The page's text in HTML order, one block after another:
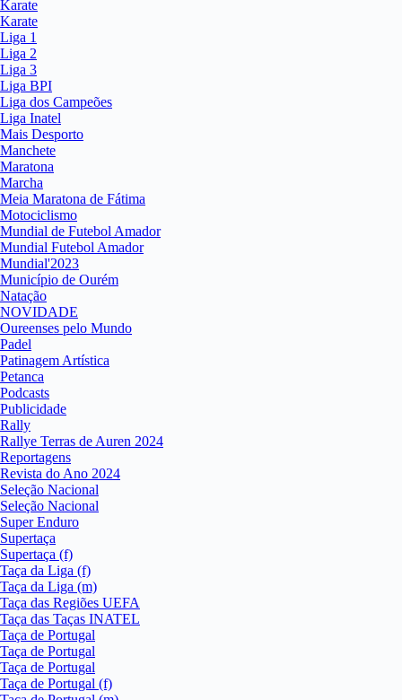
Karate
Karate
Liga 1
Liga 2
Liga 3
Liga BPI
Liga dos Campeões
Liga Inatel
Mais Desporto
Manchete
Maratona
Marcha
Meia Maratona de Fátima
Motociclismo
Mundial de Futebol Amador
Mundial Futebol Amador
Mundial'2023
Município de Ourém
Natação
NOVIDADE
Oureenses pelo Mundo
Padel
Patinagem Artística
Petanca
Podcasts
Publicidade
Rally
Rallye Terras de Auren 2024
Reportagens
Revista do Ano 2024
Seleção Nacional
Seleção Nacional
Super Enduro
Supertaça
Supertaça (f)
Taça da Liga (f)
Taça da Liga (m)
Taça das Regiões UEFA
Taça das Taças INATEL
Taça de Portugal
Taça de Portugal
Taça de Portugal
Taça de Portugal (f)